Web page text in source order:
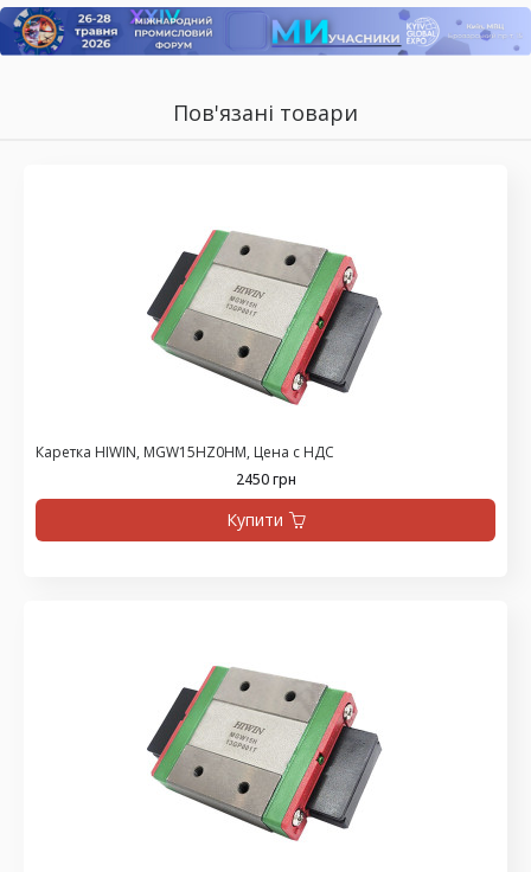
Пов'язані товари
Каретка HIWIN, MGW15HZ0HM, Цена с НДС
2450 грн
Купити